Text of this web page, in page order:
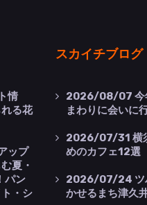
情
る花
ップ
夏・
パン
・シ
スカイチブログ
2026/08/07 今
まわりに会いに
2026/07/31 横
めのカフェ12選
2026/07/24
かせるまち津久